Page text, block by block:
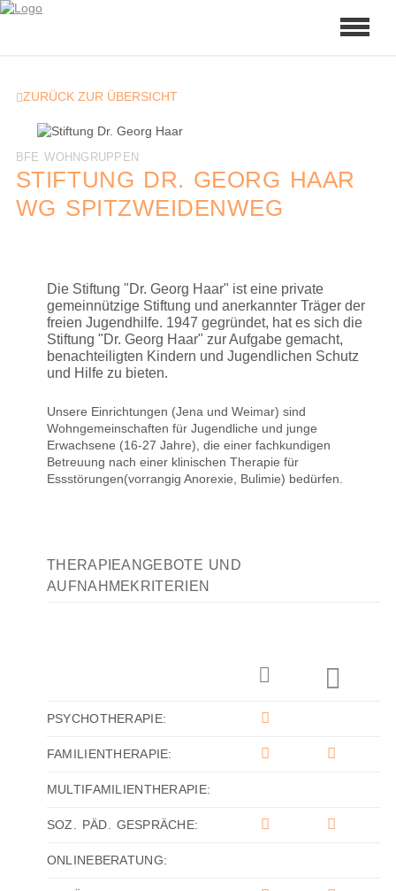
ZURÜCK ZUR ÜBERSICHT
BFE WOHNGRUPPEN
STIFTUNG DR. GEORG HAAR
WG SPITZWEIDENWEG
Die Stiftung "Dr. Georg Haar" ist eine private
gemeinnützige Stiftung und anerkannter Träger der
freien Jugendhilfe. 1947 gegründet, hat es sich die
Stiftung "Dr. Georg Haar" zur Aufgabe gemacht,
benachteiligten Kindern und Jugendlichen Schutz
und Hilfe zu bieten.
Unsere Einrichtungen (Jena und Weimar) sind
Wohngemeinschaften für Jugendliche und junge
Erwachsene (16-27 Jahre), die einer fachkundigen
Betreuung nach einer klinischen Therapie für
Essstörungen(vorrangig Anorexie, Bulimie) bedürfen.
THERAPIEANGEBOTE UND
AUFNAHMEKRITERIEN
PSYCHOTHERAPIE:
FAMILIENTHERAPIE:
MULTIFAMILIENTHERAPIE:
SOZ. PÄD. GESPRÄCHE:
ONLINEBERATUNG: